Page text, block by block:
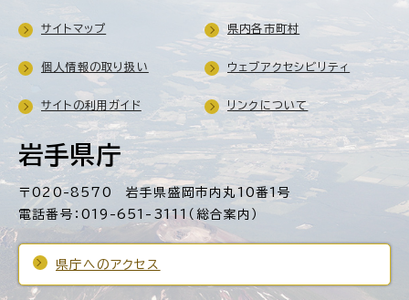
岩手県庁
〒020-8570 岩手県盛岡市内丸10番1号
電話番号：019-651-3111（総合案内）
県庁へのアクセス
サイトマップ 県内各市町村
個人情報の取り扱い ウェブアクセシビリティ
サイトの利用ガイド リンクについて